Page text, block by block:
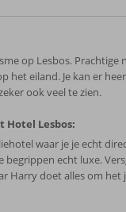
op Lesbos. Prachtige
het eiland. Je kan er
ook veel te zien.
Hotel Lesbos:
waar je je echt
begrippen echt luxe.
Harry doet alles om het